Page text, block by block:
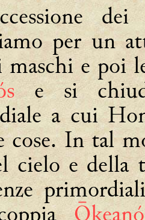
per un
e poi
e si
a cui
In tal
cielo e della